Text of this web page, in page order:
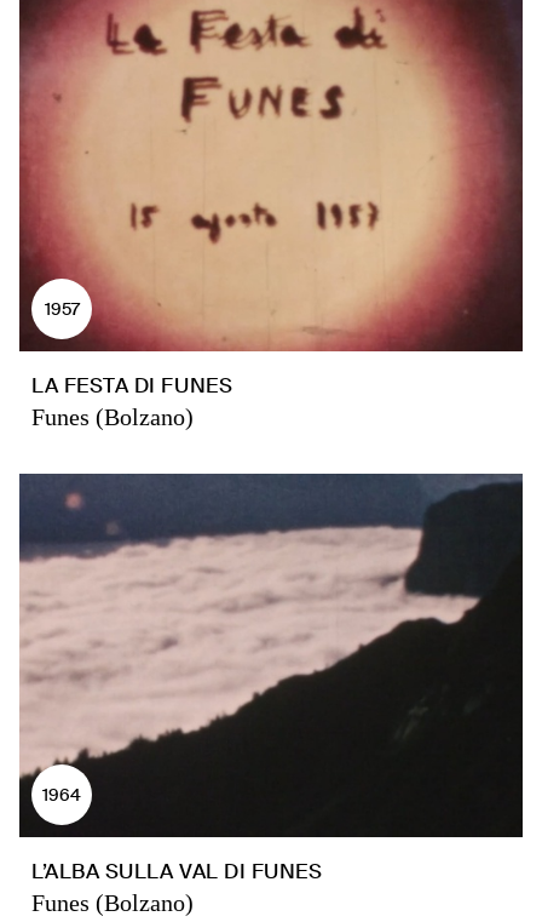
1957
LA FESTA DI FUNES
Funes (Bolzano)
1964
L’ALBA SULLA VAL DI FUNES
Funes (Bolzano)